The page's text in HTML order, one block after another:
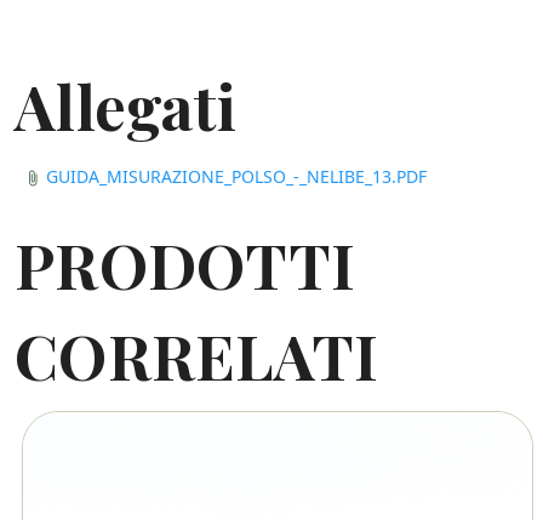
Allegati
attach_file GUIDA_MISURAZIONE_POLSO_-_NELIBE_13.PDF
PRODOTTI
CORRELATI